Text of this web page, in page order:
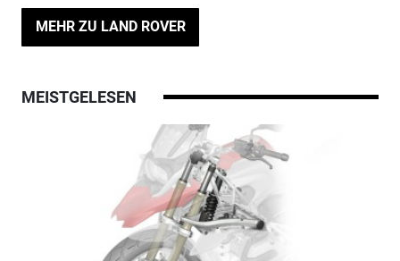
MEHR ZU LAND ROVER
MEISTGELESEN